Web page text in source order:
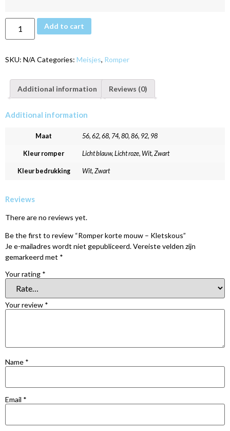
Add to cart
SKU: N/A Categories: Meisjes, Romper
Additional information Reviews (0)
Additional information
Maat 56, 62, 68, 74, 80, 86, 92, 98
Kleur romper Licht blauw, Licht roze, Wit, Zwart
Kleur bedrukking Wit, Zwart
Reviews
There are no reviews yet.
Be the first to review “Romper korte mouw – Kletskous”
Je e-mailadres wordt niet gepubliceerd.Vereiste velden zijn
gemarkeerd met *
Your rating *
Your review *
Name *
Email *